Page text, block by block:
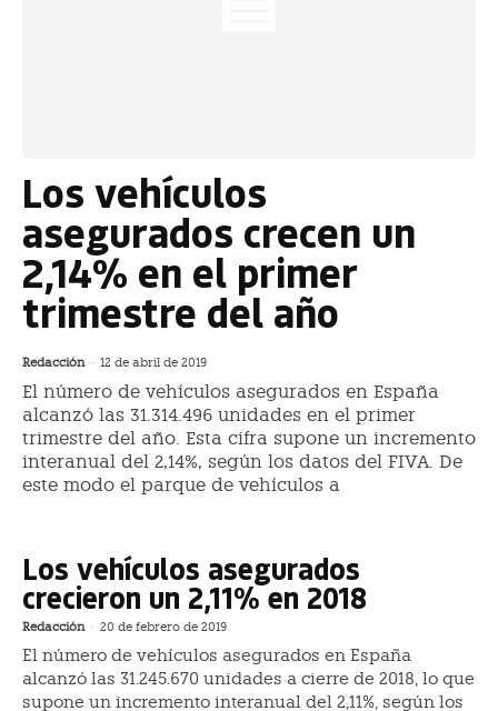
Los vehículos
asegurados crecen un
2,14% en el primer
trimestre del año
Redacción - 12 de abril de 2019
El número de vehículos asegurados en España
alcanzó las 31.314.496 unidades en el primer
trimestre del año. Esta cifra supone un incremento
interanual del 2,14%, según los datos del FIVA. De
este modo el parque de vehículos a
Los vehículos asegurados
crecieron un 2,11% en 2018
Redacción - 20 de febrero de 2019
El número de vehículos asegurados en España
alcanzó las 31.245.670 unidades a cierre de 2018, lo que
supone un incremento interanual del 2,11%, según los